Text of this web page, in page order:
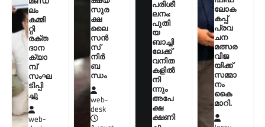
ലം
കമ്മി
റ്റി
രക്ത
ദാന
ക്യാ
മ്പ്
സംഘ
ടിപ്പി
ച്ചു
web-
സുര
ക്ഷ
ലൈ
സൻ
സ്
നിർ
ബ
ന്ധം
web-
desk
പരിശീ
ലനം:
പുതി
യ
ബാച്ചി
ലേക്ക്
വനിത
കളിൽ
നി
ന്നും
അപേ
ക്ഷ
ക്ഷണി
ലോക
കപ്പ്
പ്രവ
ചന
മത്സര
വിജ
യിക്ക്
സമ്മാ
നം
കൈ
മാറി.